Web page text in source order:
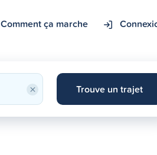
Comment ça marche
× Trouve un trajet